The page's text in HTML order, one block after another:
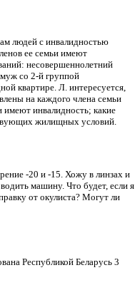
людей с инвалидностью
ее семьи имеют
несовершеннолетний
со 2-й группой
квартире. Л. интересуется,
на каждого члена семьи
имеют инвалидность; какие
жилищных условий.
-20 и -15. Хожу в линзах и
машину. Что будет, если я
от окулиста? Могут ли
Республикой Беларусь 3